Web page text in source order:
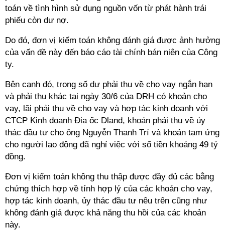
toán về tình hình sử dụng nguồn vốn từ phát hành trái
phiếu còn dư nợ.
Do đó, đơn vị kiểm toán không đánh giá được ảnh hưởng
của vấn đề này đến báo cáo tài chính bán niên của Công
ty.
Bên cạnh đó, trong số dư phải thu về cho vay ngắn hạn
và phải thu khác tại ngày 30/6 của DRH có khoản cho
vay, lãi phải thu về cho vay và hợp tác kinh doanh với
CTCP Kinh doanh Địa ốc Dland, khoản phải thu về ủy
thác đầu tư cho ông Nguyễn Thanh Trí và khoản tạm ứng
cho người lao động đã nghỉ việc với số tiền khoảng 49 tỷ
đồng.
Đơn vị kiểm toán không thu thập được đầy đủ các bằng
chứng thích hợp về tính hợp lý của các khoản cho vay,
hợp tác kinh doanh, ủy thác đầu tư nêu trên cũng như
không đánh giá được khả năng thu hồi của các khoản
này.